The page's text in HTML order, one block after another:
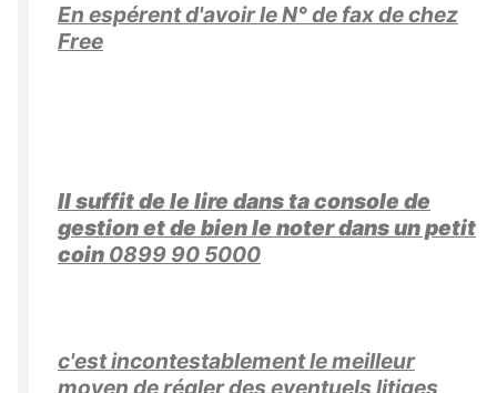
En espérent d'avoir le N° de fax de chez
Free
Il suffit de le lire dans ta console de
gestion et de bien le noter dans un petit
coin 0899 90 5000
c'est incontestablement le meilleur
moyen de régler des eventuels litiges